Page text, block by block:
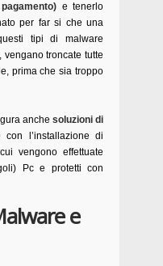
e tenerlo
per far si che una
tipi di malware
troncate tutte
prima che sia troppo
anche soluzioni di
l’installazione di
vengono effettuate
Pc e protetti con
e